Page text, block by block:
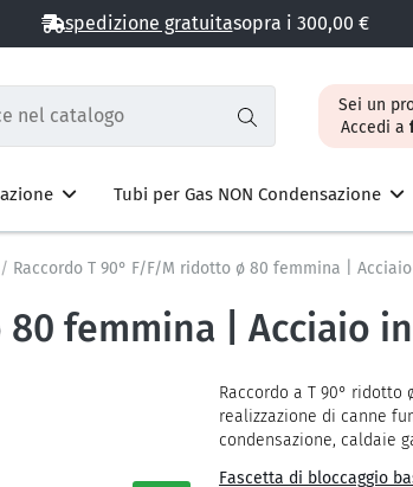
spedizione gratuitasopra i 300,00 €
Sei un
Accedi a
Tubi per Gas NON Condensazione
Raccordo T 90° F/F/M ridotto ø 80 femmina |
femmina | Acciaio
Raccordo a T 90°
realizzazione di canne
condensazione, caldaie
Fascetta di bloccaggio